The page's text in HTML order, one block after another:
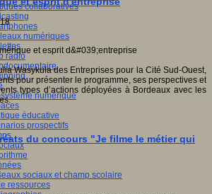
collaboratives
numériques
radio
numérique
éducative
prospectifs
sociaux et champ scolaire
ressources
Wasykula des Entreprises pour la Cité Sud-Ouest,
pour présenter le programme, ses perspectives et
types d’actions déployées à Bordeaux avec les
du concours "Je filme le métier qui